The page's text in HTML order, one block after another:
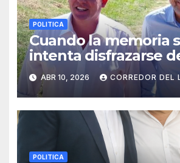
POLITICA
Cuando la memoria
intenta disfrazarse
denuncia
ABR 10, 2026 CORREDOR DEL
POLITICA